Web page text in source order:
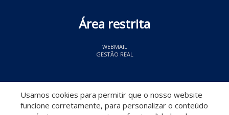
Área restrita
WEBMAIL
GESTÃO REAL
Usamos cookies para permitir que o nosso website
funcione corretamente, para personalizar o conteúdo